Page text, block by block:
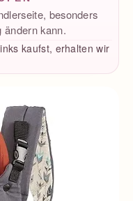
besonders
ändern kann.
kaufst, erhalten wir